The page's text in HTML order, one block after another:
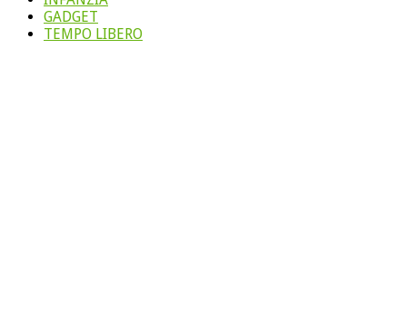
GADGET
TEMPO LIBERO